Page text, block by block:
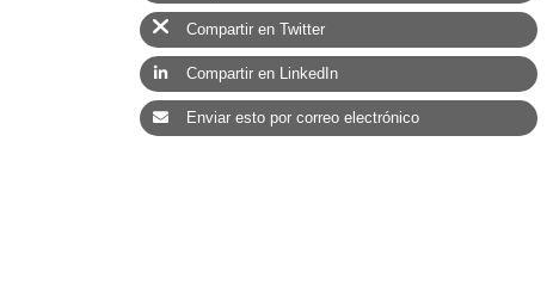
Compartir en Twitter
Compartir en LinkedIn
Enviar esto por correo electrónico